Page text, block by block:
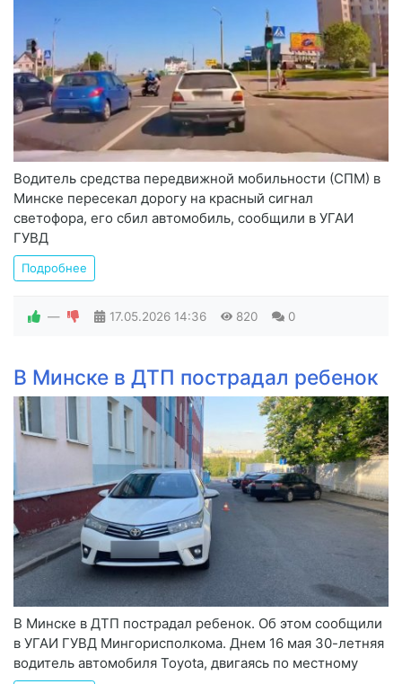
Водитель средства передвижной мобильности (СПМ) в
Минске пересекал дорогу на красный сигнал
светофора, его сбил автомобиль, сообщили в УГАИ
ГУВД
Подробнее
— 17.05.2026 14:36 820 0
В Минске в ДТП пострадал ребенок
В Минске в ДТП пострадал ребенок. Об этом сообщили
в УГАИ ГУВД Мингорисполкома. Днем 16 мая 30-летняя
водитель автомобиля Toyota, двигаясь по местному